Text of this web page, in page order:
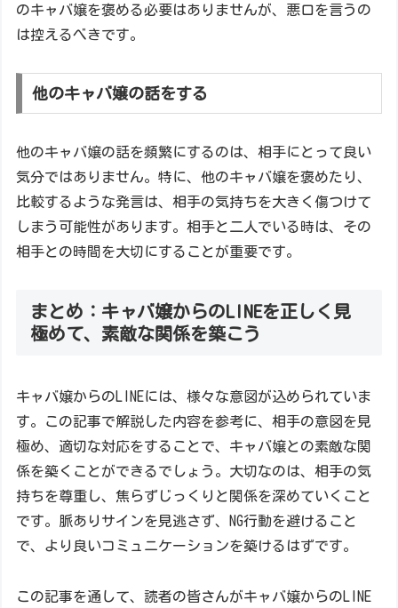
のキャバ嬢を褒める必要はありませんが、悪口を言うの
は控えるべきです。
他のキャバ嬢の話をする
他のキャバ嬢の話を頻繁にするのは、相手にとって良い
気分ではありません。特に、他のキャバ嬢を褒めたり、
比較するような発言は、相手の気持ちを大きく傷つけて
しまう可能性があります。相手と二人でいる時は、その
相手との時間を大切にすることが重要です。
まとめ：キャバ嬢からのLINEを正しく見
極めて、素敵な関係を築こう
キャバ嬢からのLINEには、様々な意図が込められていま
す。この記事で解説した内容を参考に、相手の意図を見
極め、適切な対応をすることで、キャバ嬢との素敵な関
係を築くことができるでしょう。大切なのは、相手の気
持ちを尊重し、焦らずじっくりと関係を深めていくこと
です。脈ありサインを見逃さず、NG行動を避けること
で、より良いコミュニケーションを築けるはずです。
この記事を通して、読者の皆さんがキャバ嬢からのLINE